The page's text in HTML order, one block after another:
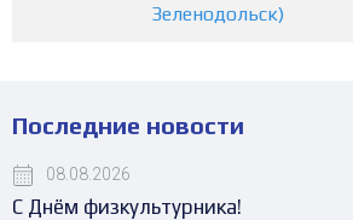
Зеленодольск)
Последние новости
08.08.2026
С Днём физкультурника!